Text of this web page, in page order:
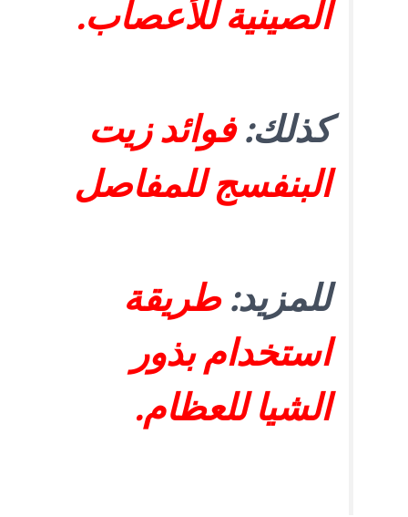
الصينية للأعصاب.
كذلك: فوائد زيت
البنفسج للمفاصل
للمزيد: طريقة
استخدام بذور
الشيا للعظام.